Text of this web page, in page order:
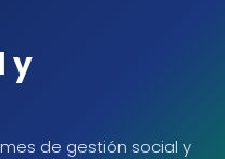
y
de gestión social y